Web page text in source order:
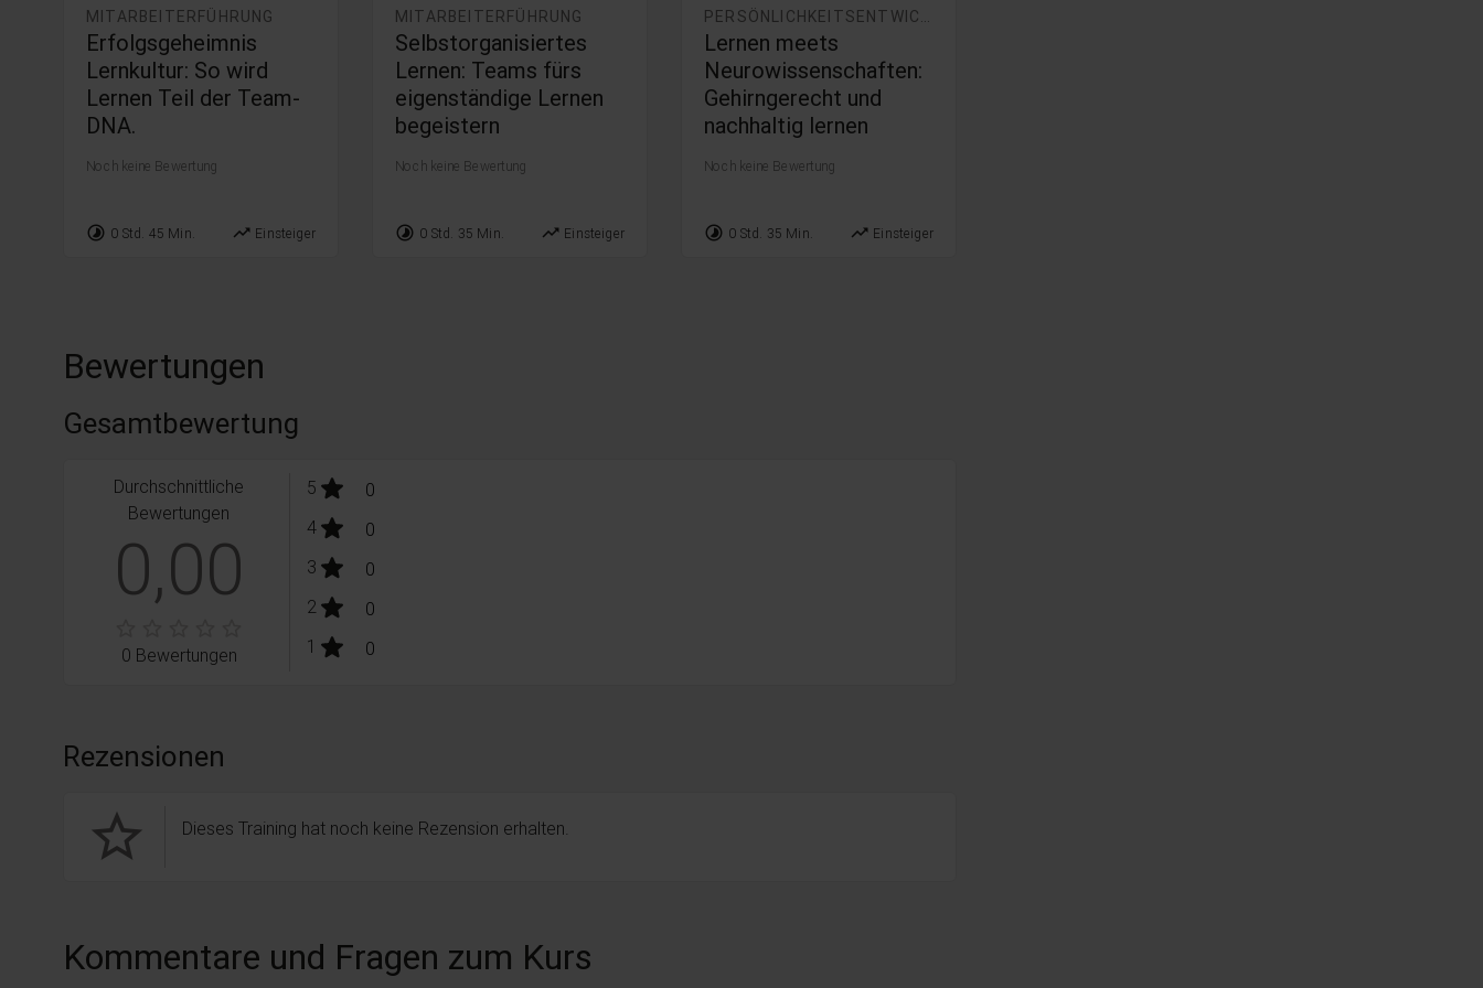
MITARBEITERFÜHRUNG
Erfolgsgeheimnis
Lernkultur: So wird
Lernen Teil der Team-
DNA.
Noch keine Bewertung
timelapse 0 Std. 45 Min. trending_up Einsteiger
MITARBEITERFÜHRUNG
Selbstorganisiertes
Lernen: Teams fürs
eigenständige Lernen
begeistern
Noch keine Bewertung
timelapse 0 Std. 35 Min. trending_up Einsteiger
Lernen meets
Neurowissenschaften:
Gehirngerecht und
nachhaltig lernen
Noch keine Bewertung
timelapse 0 Std. 35 Min. trending_up Einsteiger
Bewertungen
Gesamtbewertung
Durchschnittliche
Bewertungen
0,00
0 Bewertungen
5stars: 0
Bewertungen
4stars: 0
Bewertungen
3stars: 0
Bewertungen
2stars: 0
Bewertungen
1 stars: 0
Bewertungen
Rezensionen
star_border Dieses Training hat noch keine Rezension erhalten.
Kommentare und Fragen zum Kurs